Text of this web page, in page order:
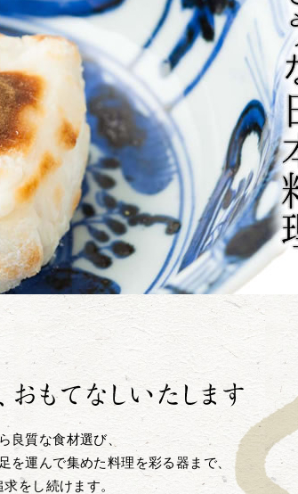
良質な食材選び、
を運んで集めた料理を彩る器まで、
をし続けます。